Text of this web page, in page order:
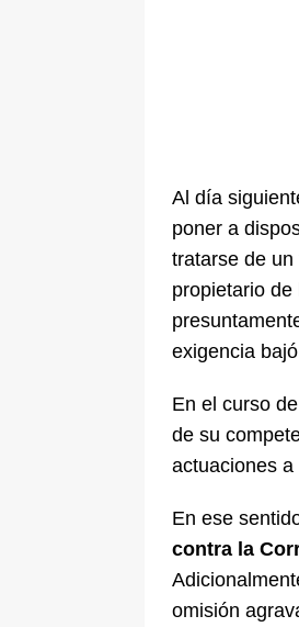
Al día
poner a
tratarse de un
propietario
exigencia
En el curso
de su
actuaciones
En ese
contra la
omisión